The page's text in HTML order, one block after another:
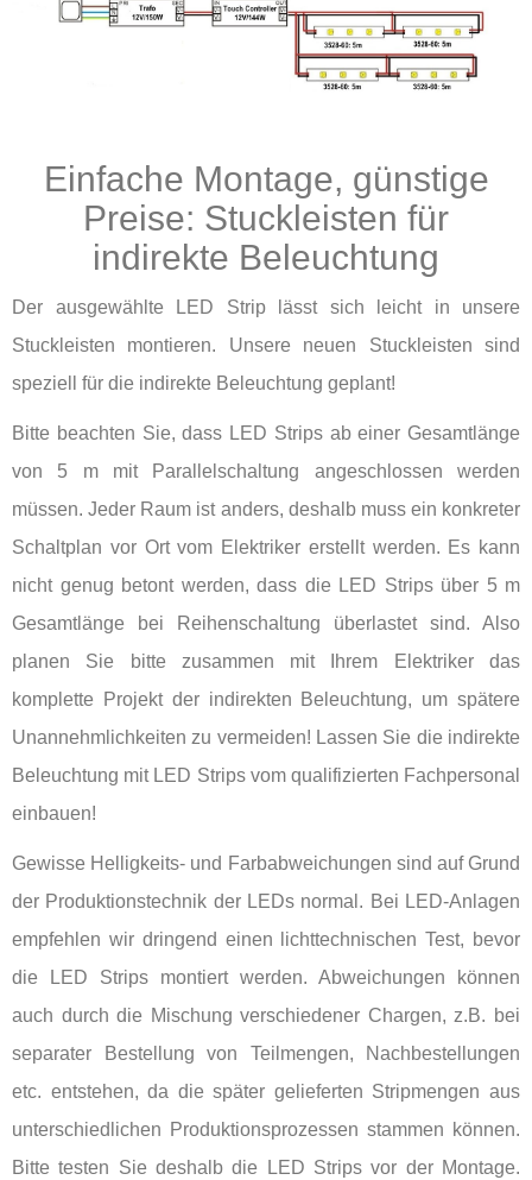
Einfache Montage, günstige
Preise: Stuckleisten für
indirekte Beleuchtung
Der ausgewählte LED Strip lässt sich leicht in unsere
Stuckleisten montieren. Unsere neuen Stuckleisten sind
speziell für die indirekte Beleuchtung geplant!
Bitte beachten Sie, dass LED Strips ab einer Gesamtlänge
von 5 m mit Parallelschaltung angeschlossen werden
müssen. Jeder Raum ist anders, deshalb muss ein konkreter
Schaltplan vor Ort vom Elektriker erstellt werden. Es kann
nicht genug betont werden, dass die LED Strips über 5 m
Gesamtlänge bei Reihenschaltung überlastet sind. Also
planen Sie bitte zusammen mit Ihrem Elektriker das
komplette Projekt der indirekten Beleuchtung, um spätere
Unannehmlichkeiten zu vermeiden! Lassen Sie die indirekte
Beleuchtung mit LED Strips vom qualifizierten Fachpersonal
einbauen!
Gewisse Helligkeits- und Farbabweichungen sind auf Grund
der Produktionstechnik der LEDs normal. Bei LED-Anlagen
empfehlen wir dringend einen lichttechnischen Test, bevor
die LED Strips montiert werden. Abweichungen können
auch durch die Mischung verschiedener Chargen, z.B. bei
separater Bestellung von Teilmengen, Nachbestellungen
etc. entstehen, da die später gelieferten Stripmengen aus
unterschiedlichen Produktionsprozessen stammen können.
Bitte testen Sie deshalb die LED Strips vor der Montage.